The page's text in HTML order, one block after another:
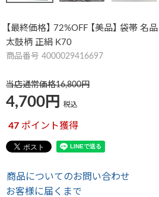
【最終価格】 72%OFF 【美品】 袋帯
太鼓柄 正絹 K70
商品番号 4000029416697
当店通常価格16,800
4,700 税込
47 ポイント獲得
商品についてのお問い合わせ
お客様に届くまで